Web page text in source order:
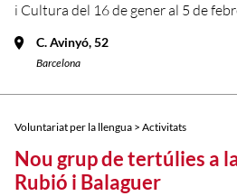
i Cultura del 16 de gener al 5 de
C. Avinyó, 52
Barcelona
Voluntariat per la llengua > Activitats
Nou grup de tertúlies a
Rubió i Balaguer